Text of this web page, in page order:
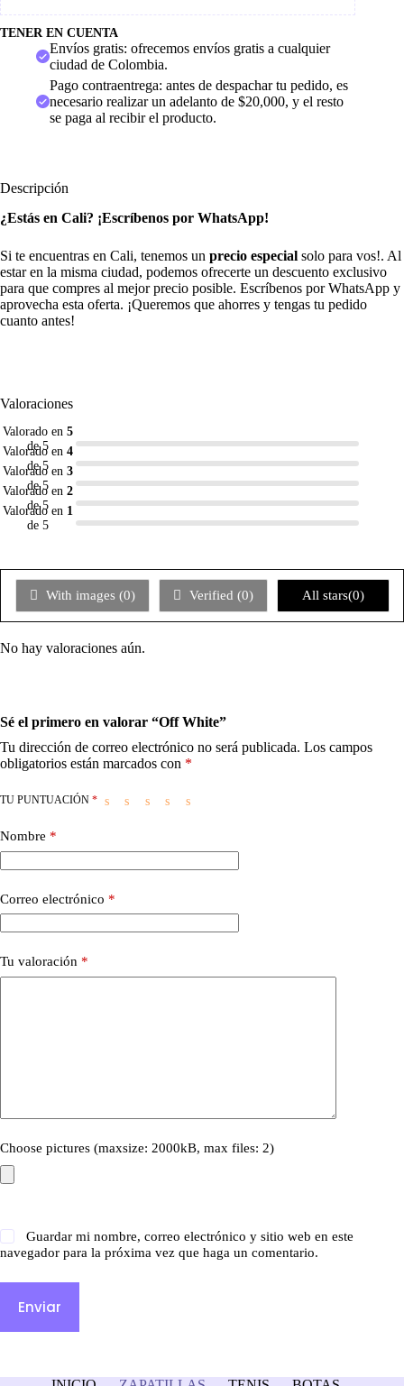
TENER EN CUENTA
Envíos gratis: ofrecemos envíos gratis a cualquier
ciudad de Colombia.
Pago contraentrega: antes de despachar tu pedido, es
necesario realizar un adelanto de $20,000, y el resto
se paga al recibir el producto.
Descripción
¿Estás en Cali? ¡Escríbenos por WhatsApp!
Si te encuentras en Cali, tenemos un precio especial solo para vos!. Al
estar en la misma ciudad, podemos ofrecerte un descuento exclusivo
para que compres al mejor precio posible. Escríbenos por WhatsApp y
aprovecha esta oferta. ¡Queremos que ahorres y tengas tu pedido
cuanto antes!
Valoraciones
Valorado en 5
de 5
Valorado en 4
de 5
Valorado en 3
de 5
Valorado en 2
de 5
Valorado en 1
de 5
With images (0) Verified (0) All stars(0)
No hay valoraciones aún.
Sé el primero en valorar “Off White”
Tu dirección de correo electrónico no será publicada. Los campos
obligatorios están marcados con *
TU PUNTUACIÓN *
Nombre *
Correo electrónico *
Tu valoración *
Choose pictures (maxsize: 2000kB, max files: 2)
Guardar mi nombre, correo electrónico y sitio web en este
navegador para la próxima vez que haga un comentario.
Enviar